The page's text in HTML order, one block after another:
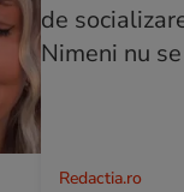
Redactia.ro